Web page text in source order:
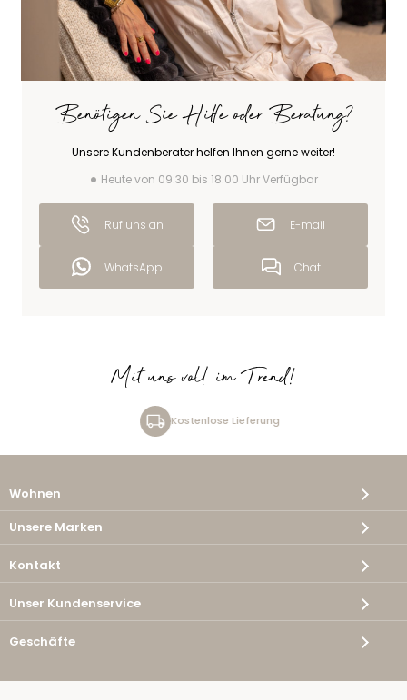
Benötigen Sie Hilfe oder Beratung?
Unsere Kundenberater helfen Ihnen gerne weiter!
Heute von 09:30 bis 18:00 Uhr Verfügbar
Ruf uns an E-mail
WhatsApp Chat
Mit uns voll im Trend!
Kostenlose Lieferung
Wohnen
Unsere Marken
Kontakt
Unser Kundenservice
Geschäfte